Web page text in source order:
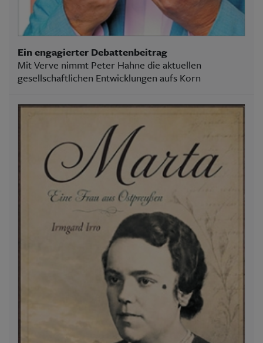
Ein engagierter Debattenbeitrag
Mit Verve nimmt Peter Hahne die aktuellen
gesellschaftlichen Entwicklungen aufs Korn